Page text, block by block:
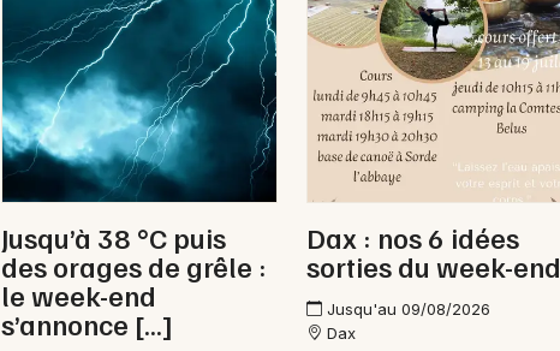
Newsletter des sorties
Artistes en tournée
Actus à Mimizan
Magazine à Mimizan
Jusqu’à 38 °C puis
des orages de grêle :
le week-end
s’annonce […]
Dax : nos 6 idées
sorties du week-end
Jusqu'au 09/08/2026
Dax